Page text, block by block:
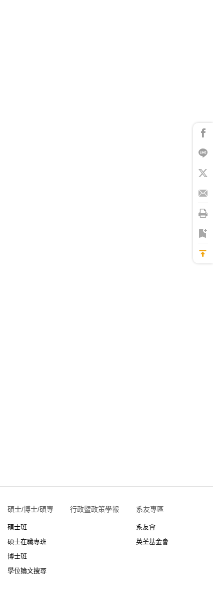
碩士/博士/碩專
碩士班
碩士在職專班
博士班
學位論文搜尋
行政暨政策學報 系友專區
系友會
英荃基金會